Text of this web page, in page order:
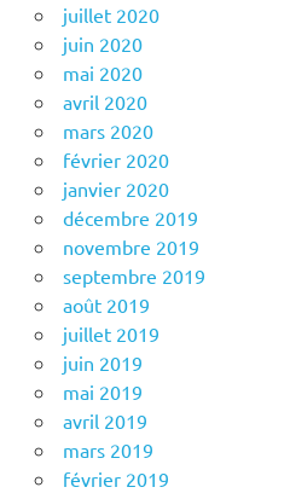
juillet 2020
juin 2020
mai 2020
avril 2020
mars 2020
février 2020
janvier 2020
décembre 2019
novembre 2019
septembre 2019
août 2019
juillet 2019
juin 2019
mai 2019
avril 2019
mars 2019
février 2019